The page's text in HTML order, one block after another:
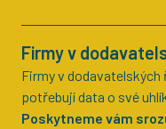
Firmy v
Firmy v
potřebují data o své
Poskytneme vám